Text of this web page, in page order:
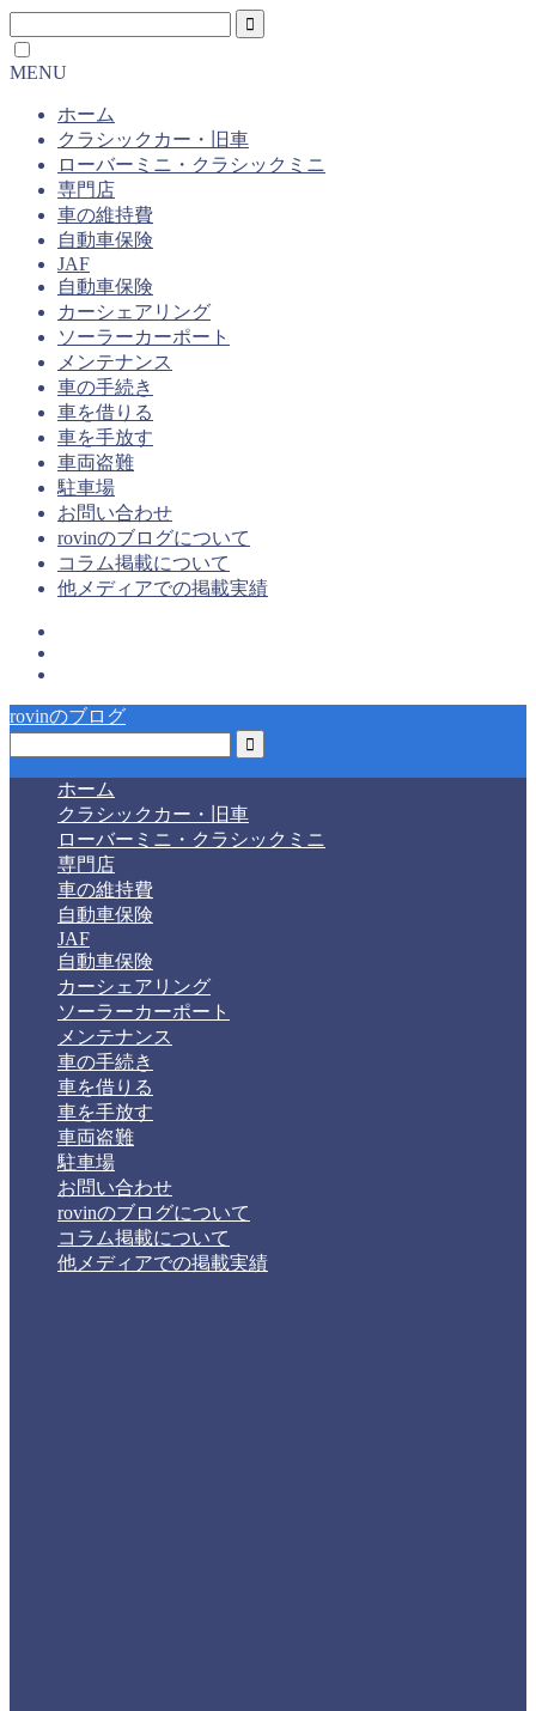
MENU
ホーム
クラシックカー・旧車
ローバーミニ・クラシックミニ
専門店
車の維持費
自動車保険
JAF
自動車保険
カーシェアリング
ソーラーカーポート
メンテナンス
車の手続き
車を借りる
車を手放す
車両盗難
駐車場
お問い合わせ
rovinのブログについて
コラム掲載について
他メディアでの掲載実績
rovinのブログ
ホーム
クラシックカー・旧車
ローバーミニ・クラシックミニ
専門店
車の維持費
自動車保険
JAF
自動車保険
カーシェアリング
ソーラーカーポート
メンテナンス
車の手続き
車を借りる
車を手放す
車両盗難
駐車場
お問い合わせ
rovinのブログについて
コラム掲載について
他メディアでの掲載実績